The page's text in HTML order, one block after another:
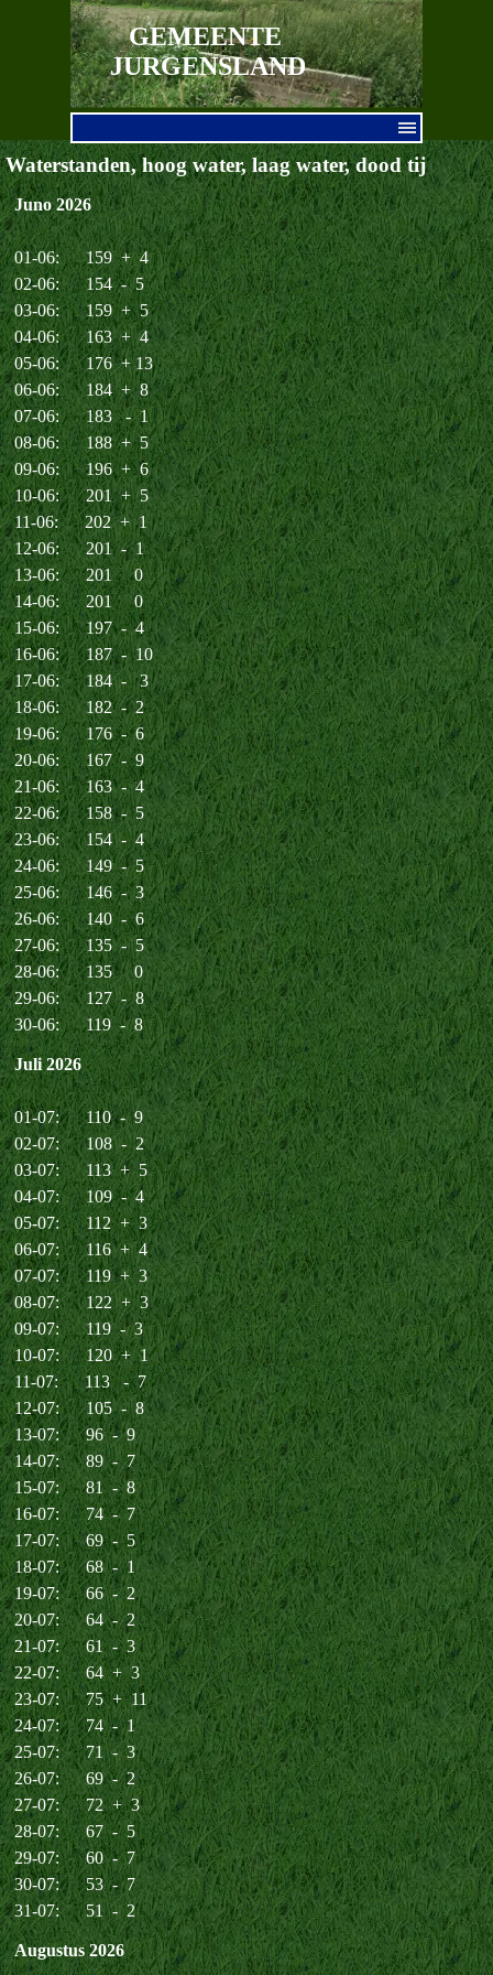
Ga naar de inhoud
GEMEENTE
JURGENSLAND
Waterstanden, hoog water, laag water, dood tij
Juno 2026
01-06: 159 + 4
02-06: 154 - 5
03-06: 159 + 5
04-06: 163 + 4
05-06: 176 + 13
06-06: 184 + 8
07-06: 183 - 1
08-06: 188 + 5
09-06: 196 + 6
10-06: 201 + 5
11-06: 202 + 1
12-06: 201 - 1
13-06: 201 0
14-06: 201 0
15-06: 197 - 4
16-06: 187 - 10
17-06: 184 - 3
18-06: 182 - 2
19-06: 176 - 6
20-06: 167 - 9
21-06: 163 - 4
22-06: 158 - 5
23-06: 154 - 4
24-06: 149 - 5
25-06: 146 - 3
26-06: 140 - 6
27-06: 135 - 5
28-06: 135 0
29-06: 127 - 8
30-06: 119 - 8
Juli 2026
01-07: 110 - 9
02-07: 108 - 2
03-07: 113 + 5
04-07: 109 - 4
05-07: 112 + 3
06-07: 116 + 4
07-07: 119 + 3
08-07: 122 + 3
09-07: 119 - 3
10-07: 120 + 1
11-07: 113 - 7
12-07: 105 - 8
13-07: 96 - 9
14-07: 89 - 7
15-07: 81 - 8
16-07: 74 - 7
17-07: 69 - 5
18-07: 68 - 1
19-07: 66 - 2
20-07: 64 - 2
21-07: 61 - 3
22-07: 64 + 3
23-07: 75 + 11
24-07: 74 - 1
25-07: 71 - 3
26-07: 69 - 2
27-07: 72 + 3
28-07: 67 - 5
29-07: 60 - 7
30-07: 53 - 7
31-07: 51 - 2
Augustus 2026